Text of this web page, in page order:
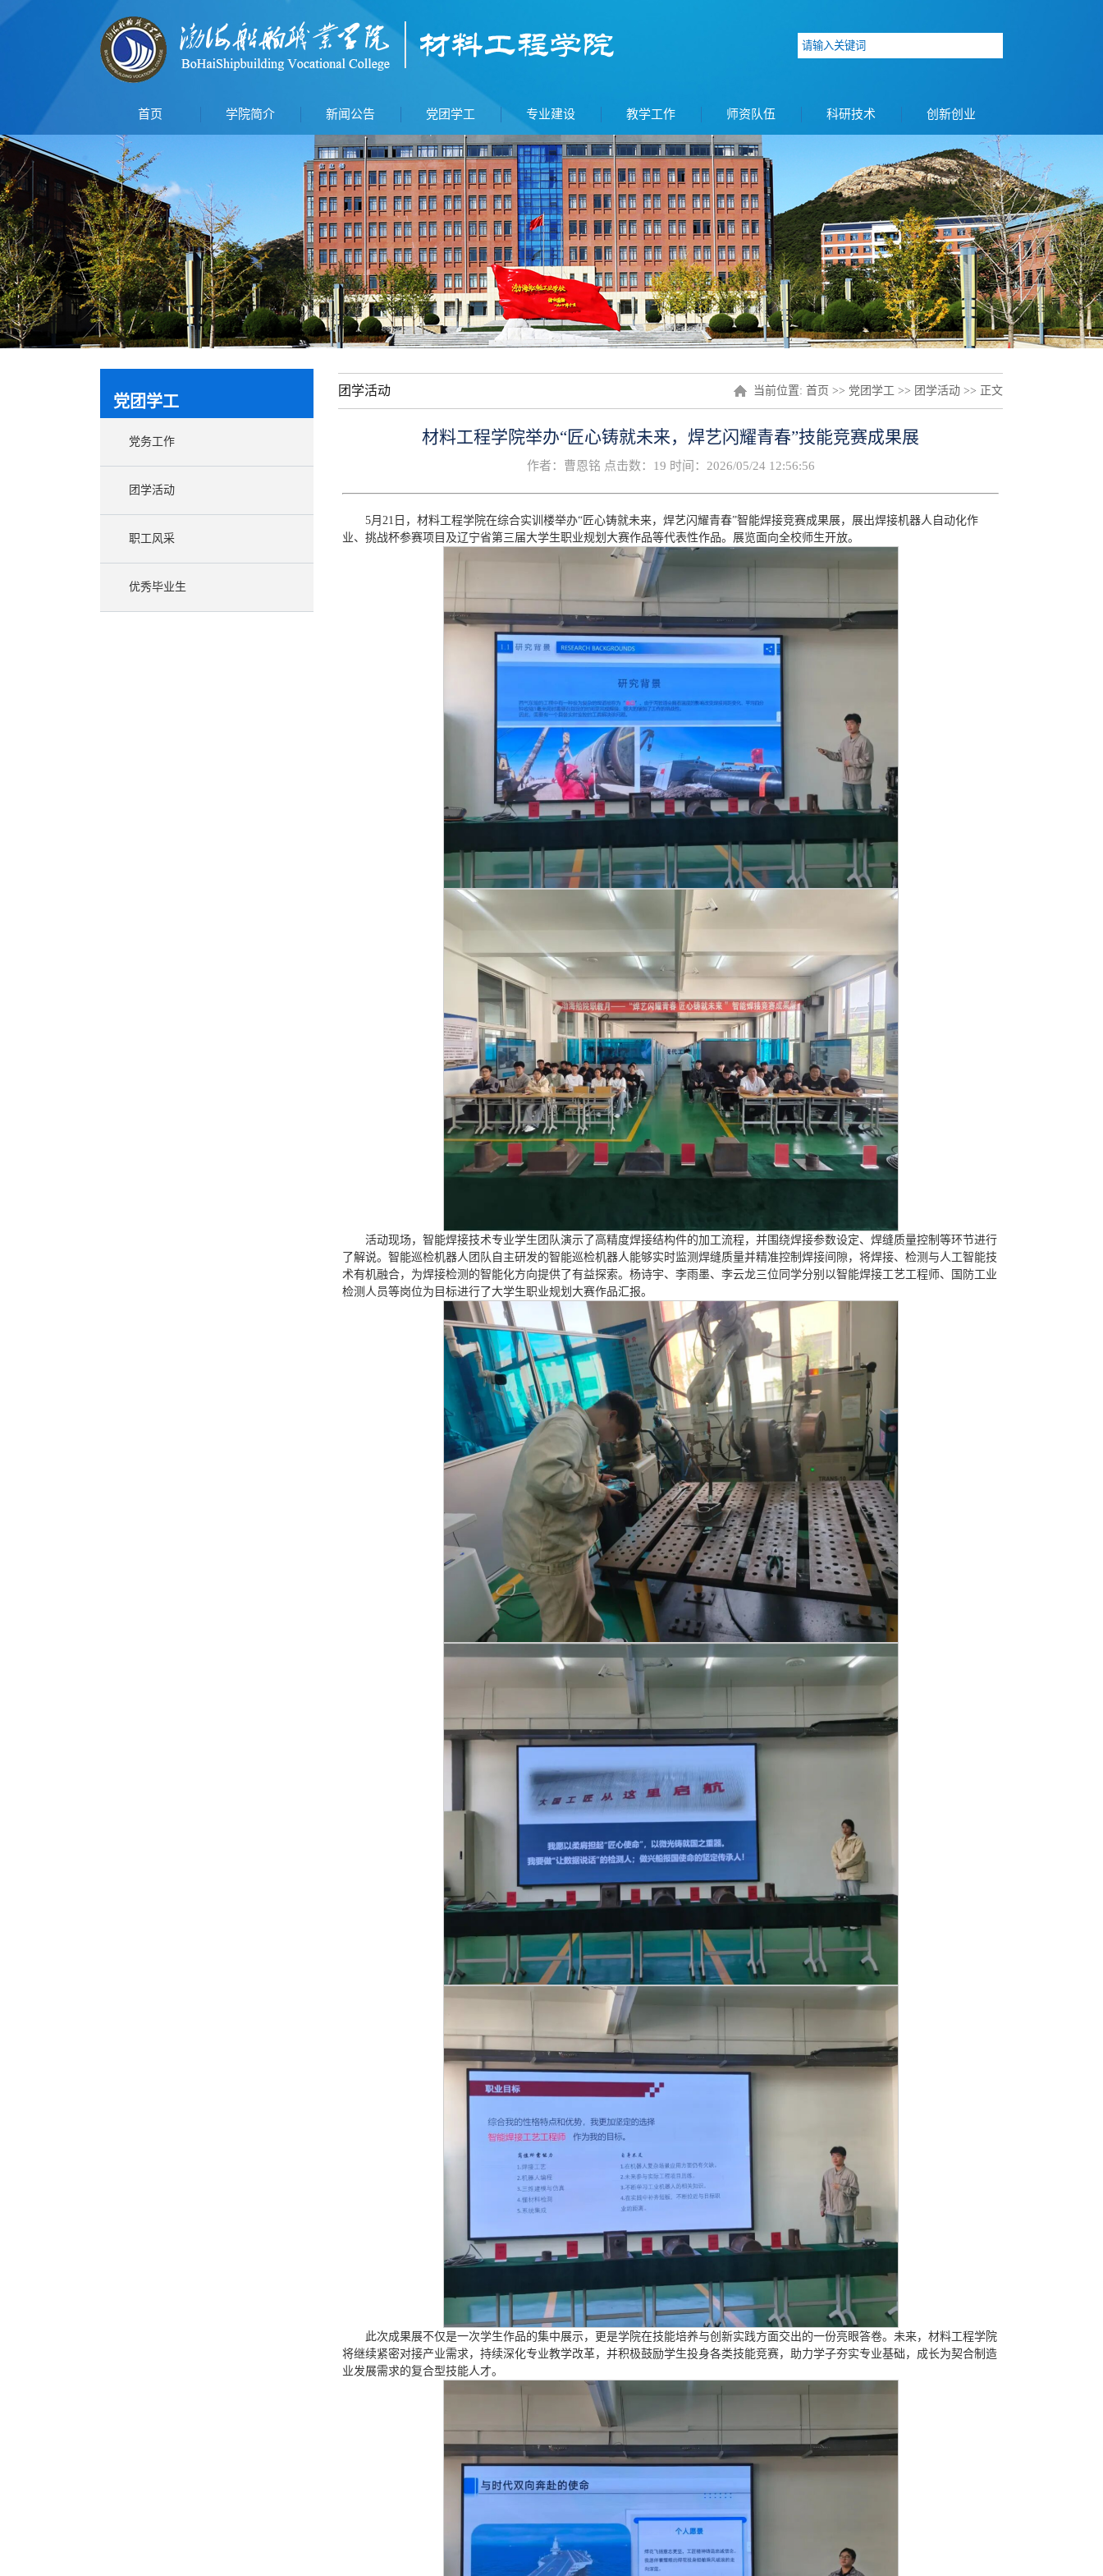
首页 学院简介 新闻公告 党团学工 专业建设 教学工作 师资队伍 科研技术 创新创业
党团学工
党务工作
团学活动
职工风采
优秀毕业生
当前位置: 首页 >> 党团学工 >> 团学活动 >> 正文
团学活动
材料工程学院举办“匠心铸就未来，焊艺闪耀青春”技能竞赛成果展
作者：曹恩铭 点击数： 19 时间：2026/05/24 12:56:56
5月21日，材料工程学院在综合实训楼举办“匠心铸就未来，焊艺闪耀青春”智能焊接竞赛成果展，展出焊接机器人自动化作
业、挑战杯参赛项目及辽宁省第三届大学生职业规划大赛作品等代表性作品。展览面向全校师生开放。
活动现场，智能焊接技术专业学生团队演示了高精度焊接结构件的加工流程，并围绕焊接参数设定、焊缝质量控制等环节进行
了解说。智能巡检机器人团队自主研发的智能巡检机器人能够实时监测焊缝质量并精准控制焊接间隙，将焊接、检测与人工智能技
术有机融合，为焊接检测的智能化方向提供了有益探索。杨诗宇、李雨墨、李云龙三位同学分别以智能焊接工艺工程师、国防工业
检测人员等岗位为目标进行了大学生职业规划大赛作品汇报。
此次成果展不仅是一次学生作品的集中展示，更是学院在技能培养与创新实践方面交出的一份亮眼答卷。未来，材料工程学院
将继续紧密对接产业需求，持续深化专业教学改革，并积极鼓励学生投身各类技能竞赛，助力学子夯实专业基础，成长为契合制造
业发展需求的复合型技能人才。